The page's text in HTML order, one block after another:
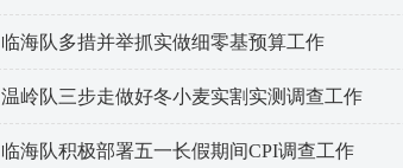
临海队多措并举抓实做细零基预算工作
温岭队三步走做好冬小麦实割实测调查工作
临海队积极部署五一长假期间CPI调查工作